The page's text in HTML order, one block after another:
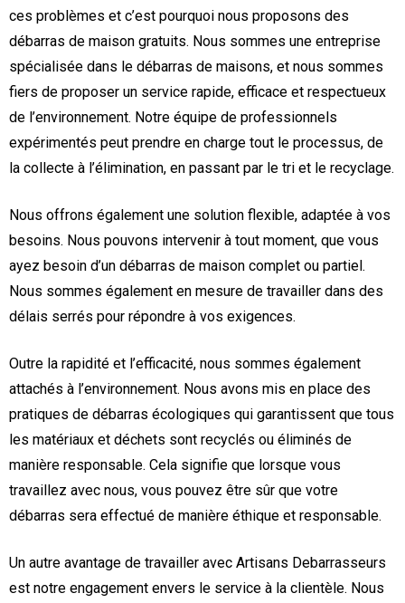
ces problèmes et c’est pourquoi nous proposons des
débarras de maison gratuits. Nous sommes une entreprise
spécialisée dans le débarras de maisons, et nous sommes
fiers de proposer un service rapide, efficace et respectueux
de l’environnement. Notre équipe de professionnels
expérimentés peut prendre en charge tout le processus, de
la collecte à l’élimination, en passant par le tri et le recyclage.
Nous offrons également une solution flexible, adaptée à vos
besoins. Nous pouvons intervenir à tout moment, que vous
ayez besoin d’un débarras de maison complet ou partiel.
Nous sommes également en mesure de travailler dans des
délais serrés pour répondre à vos exigences.
Outre la rapidité et l’efficacité, nous sommes également
attachés à l’environnement. Nous avons mis en place des
pratiques de débarras écologiques qui garantissent que tous
les matériaux et déchets sont recyclés ou éliminés de
manière responsable. Cela signifie que lorsque vous
travaillez avec nous, vous pouvez être sûr que votre
débarras sera effectué de manière éthique et responsable.
Un autre avantage de travailler avec Artisans Debarrasseurs
est notre engagement envers le service à la clientèle. Nous